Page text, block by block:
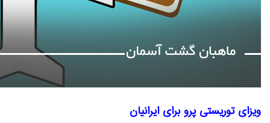
ویزای توریستی پرو برای ایرانیان